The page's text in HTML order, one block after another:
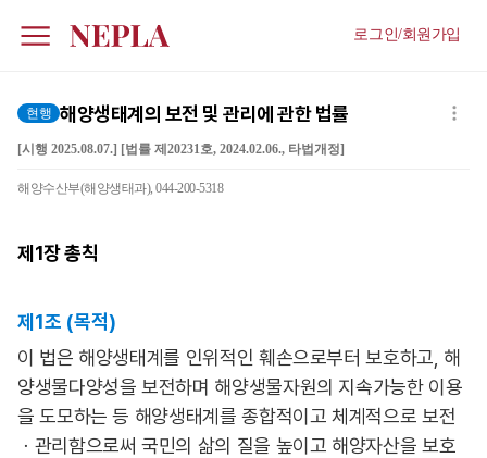
로그인/회원가입
현행 해양생태계의 보전 및 관리에 관한 법률
[시행 2025.08.07.] [법률 제20231호, 2024.02.06., 타법개정]
해양수산부(해양생태과), 044-200-5318
제1장총칙
제1조 (목적)
이 법은 해양생태계를 인위적인 훼손으로부터 보호하고, 해
양생물다양성을 보전하며 해양생물자원의 지속가능한 이용
을 도모하는 등 해양생태계를 종합적이고 체계적으로 보전
ㆍ관리함으로써 국민의 삶의 질을 높이고 해양자산을 보호